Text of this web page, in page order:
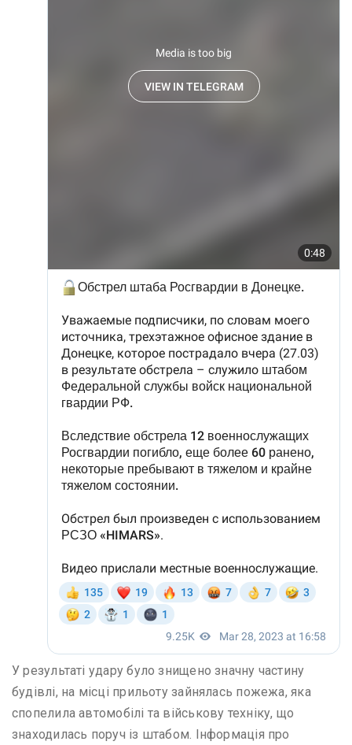
У результаті удару було знищено значну частину
будівлі, на місці прильоту зайнялась пожежа, яка
спопелила автомобілі та військову техніку, що
знаходилась поруч із штабом. Інформація про